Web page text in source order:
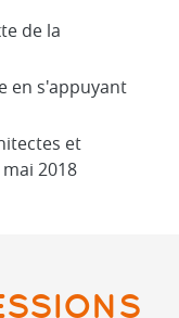
de la
en s'appuyant
et
2018